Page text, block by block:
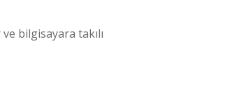
bilgisayara takılı